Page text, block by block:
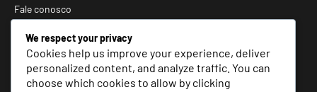
Fale conosco
Quem Somos
Matérias Especiais
We respect your privacy
Cookies help us improve your experience, deliver
personalized content, and analyze traffic. You can
choose which cookies to allow by clicking